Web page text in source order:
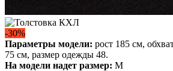
-30%
Параметры модели: рост 185 см,
75 см, размер одежды 48.
На модели надет размер: М